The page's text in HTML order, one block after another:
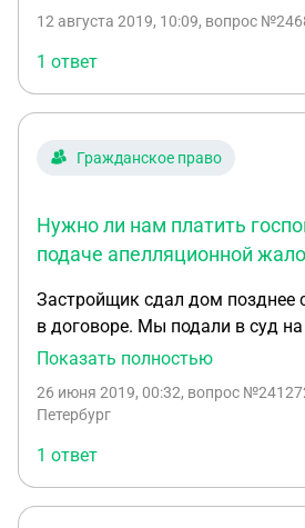
недействительной в 3 трех
каков размер госпошлины: 150
рублей. На сайте арб суда
калькулятор указывает сумму
Кассационную жалобу подает
обособленном споре в деле о
физического лица. Благодарю
12 августа 2019, 10:09, вопрос
1 ответ
Гражданское право
Нужно ли нам платить
подаче апелляционной
Застройщик сдал дом позднее
в договоре. Мы подали в суд
неустойки. Часть денег была
ушел в банкротство. На
кредиторов. Но конкурсный
банкротству предоставил
подтверждающие, что нам
Показать полностью
26 июня 2019, 00:32, вопрос
Петербург
1 ответ